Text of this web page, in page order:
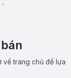
về trang chủ để lựa